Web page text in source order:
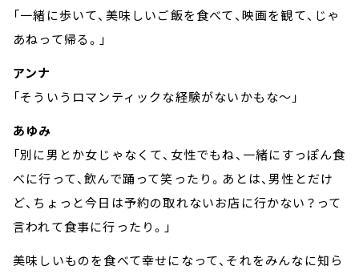
「一緒に歩いて、美味しいご飯を食べて、映画を観て、じゃ
あねって帰る。」
アンナ
「そういうロマンティックな経験がないかもな～」
あゆみ
「別に男とか女じゃなくて、女性でもね、一緒にすっぽん食
べに行って、飲んで踊って笑ったり。あとは、男性とだけ
ど、ちょっと今日は予約の取れないお店に行かない？って
言われて食事に行ったり。」
美味しいものを食べて幸せになって、それをみんなに知ら